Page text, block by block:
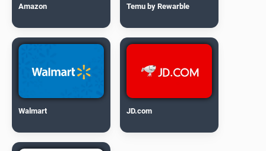
Amazon Temu by Rewarble
Walmart JD.com